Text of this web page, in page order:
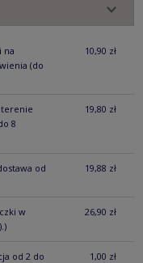
na
(do
10,90 zł
terenie
8
19,80 zł
od
19,88 zł
w
26,90 zł
od 2 do
1,00 zł